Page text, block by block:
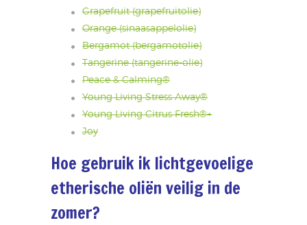
Grapefruit (grapefruitolie)
Orange (sinaasappelolie)
Bergamot (bergamotolie)
Tangerine (tangerine-olie)
Peace & Calming®
Young Living Stress Away®
Young Living Citrus Fresh®+
Joy
Hoe gebruik ik lichtgevoelige
etherische oliën veilig in de
zomer?